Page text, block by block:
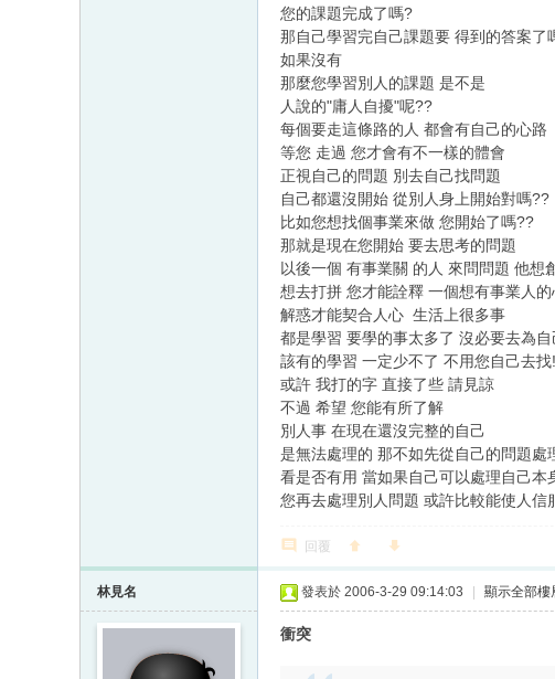
您的課題完成了嗎?
那自己學習完自己課題要 得到的答案了
如果沒有
那麼您學習別人的課題 是不是
人說的"庸人自擾"呢??
每個要走這條路的人 都會有自己的心路
等您 走過 您才會有不一樣的體會
正視自己的問題 別去自己找問題
自己都還沒開始 從別人身上開始對嗎??
比如您想找個事業來做 您開始了嗎??
那就是現在您開始 要去思考的問題
以後一個 有事業關 的人 來問問題 他想
想去打拼 您才能詮釋 一個想有事業人
解惑才能契合人心 生活上很多事
都是學習 要學的事太多了 沒必要去為
該有的學習 一定少不了 不用您自己去找
或許 我打的字 直接了些 請見諒
不過 希望 您能有所了解
別人事 在現在還沒完整的自己
是無法處理的 那不如先從自己的問題處
看是否有用 當如果自己可以處理自己本
您再去處理別人問題 或許比較能使人信
回覆
林見名 發表於 2006-3-29 09:14:03 顯示全部樓
衝突